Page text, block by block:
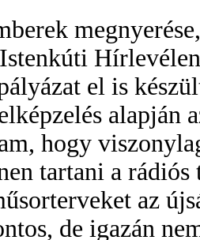
Istenkúti
el is
alapján
hogy
tartani a
az
de igazán